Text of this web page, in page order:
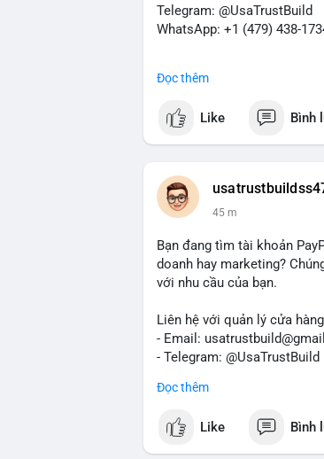
Telegram: @UsaTrustBuild
WhatsApp: +1 (479) 438-
#buyverifiedredotpayaccount
Đọc thêm
Like Bình
45 m
Bạn đang tìm tài khoản
doanh hay marketing?
với nhu cầu của bạn.
Liên hệ với quản lý cửa
- Email:
- Telegram: @UsaTrustBuild
dịch thuận lợi. Hãy nhắn
Đọc thêm
Like Bình